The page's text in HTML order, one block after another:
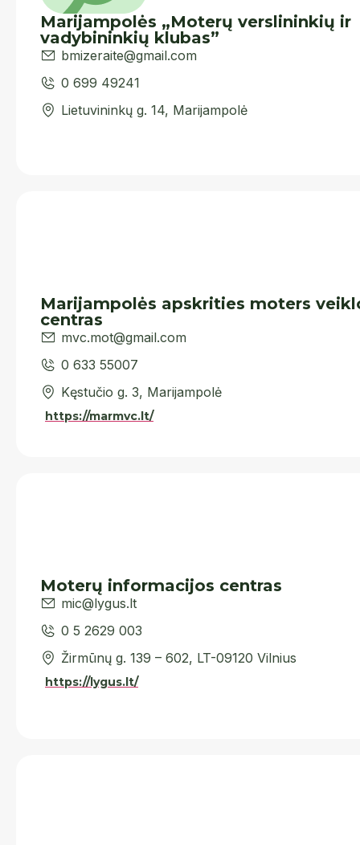
Marijampolės „Moterų verslininkių ir
vadybininkių klubas”
bmizeraite@gmail.com
0 699 49241
Lietuvininkų g. 14, Marijampolė
Marijampolės apskrities moters
centras
mvc.mot@gmail.com
0 633 55007
Kęstučio g. 3, Marijampolė
https://marmvc.lt/
Moterų informacijos centras
mic@lygus.lt
0 5 2629 003
Žirmūnų g. 139 – 602, LT-09120 Vilnius
https://lygus.lt/